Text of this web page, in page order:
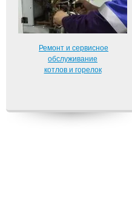
Ремонт и сервисное
обслуживание
котлов и горелок